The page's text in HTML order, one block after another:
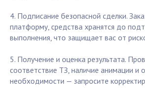
4. Подписание безопасной сделки.
платформу, средства хранятся до
выполнения, что защищает вас от
5. Получение и оценка результата.
соответствие ТЗ, наличие анимации и
необходимости — запросите